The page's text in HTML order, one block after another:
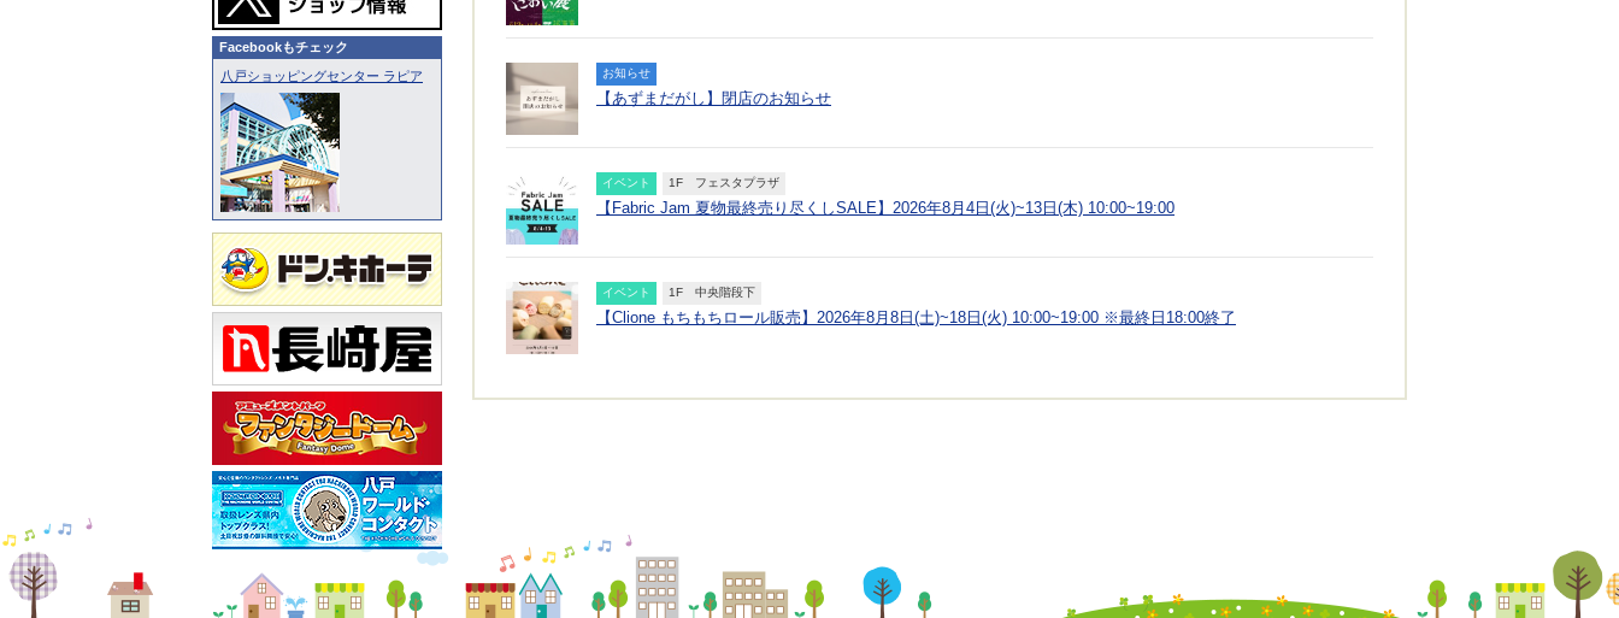
Facebookもチェック
八戸ショッピングセンター ラピア
お知らせ
【あずまだがし】閉店のお知らせ
イベント 1F フェスタプラザ
【Fabric Jam 夏物最終売り尽くしSALE】2026年8月4日(火)~13日(木) 10:00~19:00
イベント 1F 中央階段下
【Clione もちもちロール販売】2026年8月8日(土)~18日(火) 10:00~19:00 ※最終日18:00終了